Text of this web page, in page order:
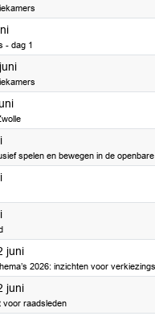
2025
- dag 1
2025
2025
2025
spelen en bewegen in de
2025
2025
juni2025
2026: inzichten voor
juni2025
voor raadsleden